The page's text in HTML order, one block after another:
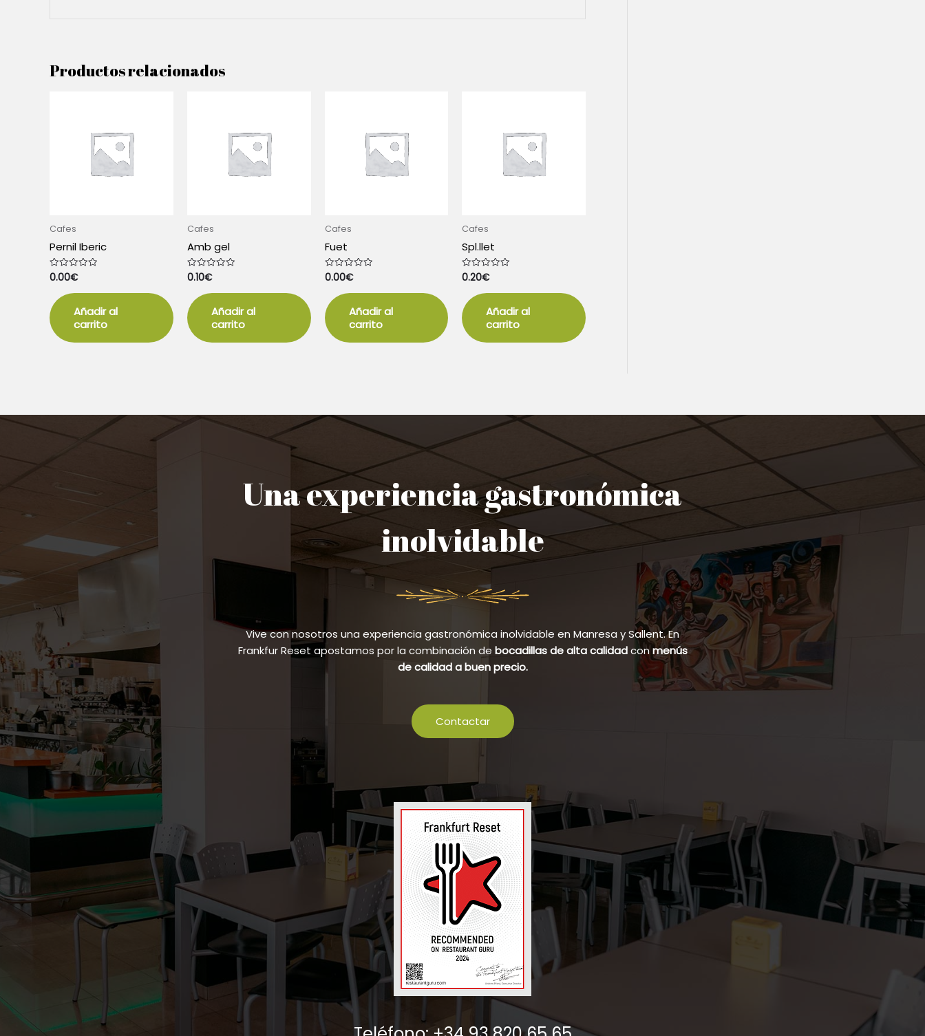
Productos relacionados
Cafes
Pernil Iberic
Valorado
con
de
5
0.00€
Añadir al
carrito
Cafes
Amb gel
Valorado
con
de
5
0.10€
Añadir al
carrito
Cafes
Fuet
Valorado
con
de
5
0.00€
Añadir al
carrito
Cafes
Spl.llet
Valorado
con
de
5
0.20€
Añadir al
carrito
Una experiencia gastronómica
inolvidable
Vive con nosotros una experiencia gastronómica inolvidable en Manresa y Sallent. En
Frankfur Reset apostamos por la combinación de bocadillas de alta calidadconmenús
de calidad a buen precio.
Contactar